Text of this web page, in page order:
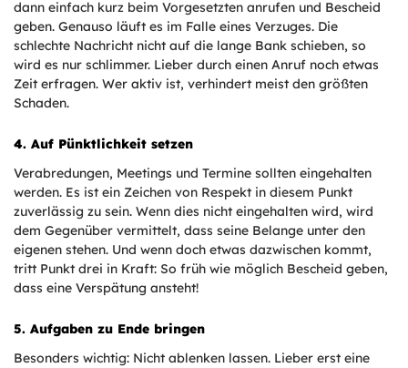
dann einfach kurz beim Vorgesetzten anrufen und Bescheid
geben. Genauso läuft es im Falle eines Verzuges. Die
schlechte Nachricht nicht auf die lange Bank schieben, so
wird es nur schlimmer. Lieber durch einen Anruf noch etwas
Zeit erfragen. Wer aktiv ist, verhindert meist den größten
Schaden.
4. Auf Pünktlichkeit setzen
Verabredungen, Meetings und Termine sollten eingehalten
werden. Es ist ein Zeichen von Respekt in diesem Punkt
zuverlässig zu sein. Wenn dies nicht eingehalten wird, wird
dem Gegenüber vermittelt, dass seine Belange unter den
eigenen stehen. Und wenn doch etwas dazwischen kommt,
tritt Punkt drei in Kraft: So früh wie möglich Bescheid geben,
dass eine Verspätung ansteht!
5. Aufgaben zu Ende bringen
Besonders wichtig: Nicht ablenken lassen. Lieber erst eine